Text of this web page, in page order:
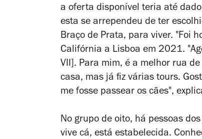
a oferta disponível teria até
esta se arrependeu de ter
Braço de Prata, para viver. "Foi
Califórnia a Lisboa em 2021.
VII]. Para mim, é a melhor rua
casa, mas já fiz várias tours.
me fosse passear os cães",
No grupo de oito, há pessoas
vive cá, está estabelecida.